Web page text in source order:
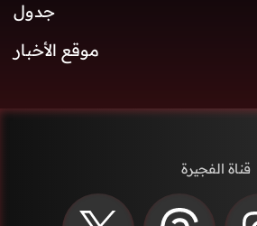
جدول
موقع الأخبار
قناة الفجيرة